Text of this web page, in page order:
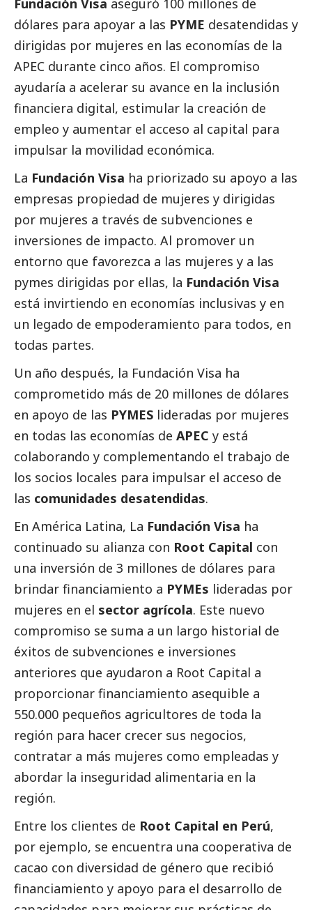
Fundación Visa aseguró 100 millones de
dólares para apoyar a las PYME desatendidas y
dirigidas por mujeres en las economías de la
APEC durante cinco años. El compromiso
ayudaría a acelerar su avance en la inclusión
financiera digital, estimular la creación de
empleo y aumentar el acceso al capital para
impulsar la movilidad económica.
La Fundación Visa ha priorizado su apoyo a las
empresas propiedad de mujeres y dirigidas
por mujeres a través de subvenciones e
inversiones de impacto. Al promover un
entorno que favorezca a las mujeres y a las
pymes dirigidas por ellas, la Fundación Visa
está invirtiendo en economías inclusivas y en
un legado de empoderamiento para todos, en
todas partes.
Un año después, la Fundación Visa ha
comprometido más de 20 millones de dólares
en apoyo de las PYMES lideradas por mujeres
en todas las economías de APEC y está
colaborando y complementando el trabajo de
los socios locales para impulsar el acceso de
las comunidades desatendidas.
En América Latina, La Fundación Visa ha
continuado su alianza con Root Capital con
una inversión de 3 millones de dólares para
brindar financiamiento a PYMEs lideradas por
mujeres en el sector agrícola. Este nuevo
compromiso se suma a un largo historial de
éxitos de subvenciones e inversiones
anteriores que ayudaron a Root Capital a
proporcionar financiamiento asequible a
550.000 pequeños agricultores de toda la
región para hacer crecer sus negocios,
contratar a más mujeres como empleadas y
abordar la inseguridad alimentaria en la
región.
Entre los clientes de Root Capital en Perú,
por ejemplo, se encuentra una cooperativa de
cacao con diversidad de género que recibió
financiamiento y apoyo para el desarrollo de